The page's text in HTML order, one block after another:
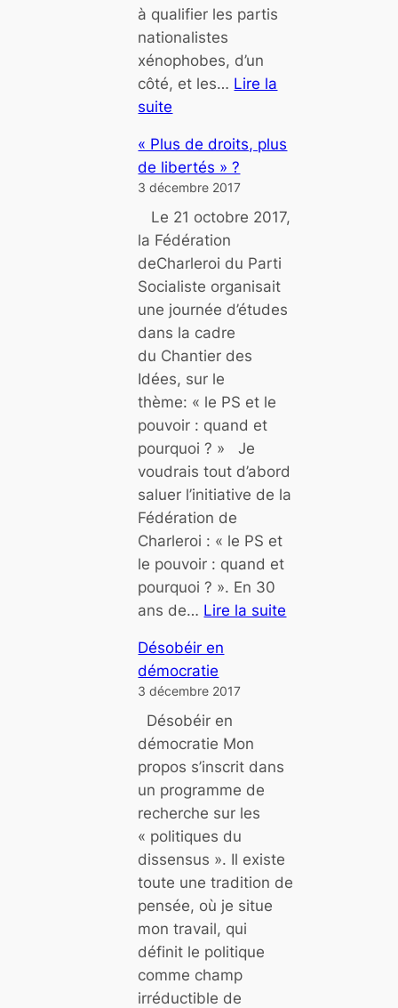
t
-
i
l
s
s
b
l
e
?
M
a
r
x
,
P
o
l
a
n
y
i
,
F
a
e
à qualifier les partis
nationalistes
xénophobes, d’un
côté, et les… Lire la
suite
P
o
p
u
l
i
s
m
e
d
e
g
a
u
c
h
e
o
u
«
c
o
n
r
e
-
p
o
p
u
l
i
s
m
e
« Plus de droits, plus
de libertés » ?
3 décembre 2017
Le 21 octobre 2017,
la Fédération
deCharleroi du Parti
Socialiste organisait
une journée d’études
dans la cadre
du Chantier des
Idées, sur le
thème: « le PS et le
pouvoir : quand et
pourquoi ? » Je
voudrais tout d’abord
saluer l’initiative de la
Fédération de
Charleroi : « le PS et
le pouvoir : quand et
pourquoi ? ». En 30
ans de… Lire la suite
o
Désobéir en
démocratie
3 décembre 2017
Désobéir en
démocratie Mon
propos s’inscrit dans
un programme de
recherche sur les
« politiques du
dissensus ». Il existe
toute une tradition de
pensée, où je situe
mon travail, qui
définit le politique
comme champ
irréductible de